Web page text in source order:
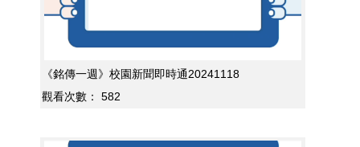
《銘傳一週》校園新聞即時通20241118
觀看次數：
582